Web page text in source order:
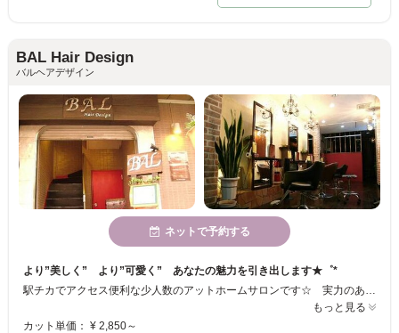
BAL Hair Design
バルヘアデザイン
ネットで予約する
より”美しく” より”可愛く” あなたの魅力を引き出します★゜*
駅チカでアクセス便利な少人数のアットホームサロンです☆ 実力のあるスタイリストがお客様の魅力をより引き出せるスタイルをご提案いたします！ カウンセリングも一人一人しっかりと丁寧に対応していますので髪のお悩み、なんでもご相談下さい♪
もっと見る
カット単価： ¥ 2,850～